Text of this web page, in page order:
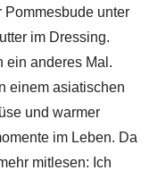
Pommesbude unter
im Dressing.
ein anderes Mal.
einem asiatischen
und warmer
im Leben. Da
mitlesen: Ich